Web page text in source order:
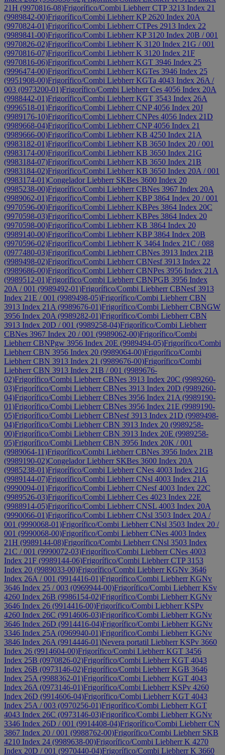
21H (9970816-08)Frigorífico/Combi Liebherr CTP 3213 Index 21
(9989842-00)Frigorífico/Combi Liebherr KP 2620 Index 20A
(9970824-01)Frigorífico/Combi Liebherr CTPes 2913 Index 22
(9989841-00)Frigorífico/Combi Liebherr KP 3120 Index 20B / 001
(9970826-02)Frigorífico/Combi Liebherr K 3120 Index 21G / 001
(9970816-07)Frigorífico/Combi Liebherr K 3120 Index 21F
(9970816-06)Frigorífico/Combi Liebherr KGT 3946 Index 25
(9996474-00)Frigorífico/Combi Liebherr KGTes 3946 Index 25
(9951908-00)Frigorífico/Combi Liebherr KGTa 4043 Index 26A /
003 (0973200-01)Frigorífico/Combi Liebherr Ces 4056 Index 20A
(9988442-01)Frigorífico/Combi Liebherr KGT 3543 Index 26A
(9996518-01)Frigorífico/Combi Liebherr CNP 4056 Index 20J
(9989176-10)Frigorífico/Combi Liebherr CNPes 4056 Index 21D
(9989668-04)Frigorífico/Combi Liebherr CNP 4056 Index 21
(9989666-00)Frigorífico/Combi Liebherr KB 4250 Index 21A
(9983182-01)Frigorífico/Combi Liebherr KB 3650 Index 20 / 001
(9983174-00)Frigorífico/Combi Liebherr KB 3650 Index 21G
(9983184-07)Frigorífico/Combi Liebherr KB 3650 Index 21B
(9983184-02)Frigorífico/Combi Liebherr KB 3650 Index 20A / 001
(9983174-01)Congelador Liebherr SKBes 3600 Index 20
(9985238-00)Frigorífico/Combi Liebherr CBNes 3967 Index 20A
(9989062-01)Frigorífico/Combi Liebherr KBP 3864 Index 20 / 001
(9970596-00)Frigorífico/Combi Liebherr KBPes 3864 Index 20C
(9970598-03)Frigorífico/Combi Liebherr KBPes 3864 Index 20
(9970598-00)Frigorífico/Combi Liebherr KB 3864 Index 20
(9989140-00)Frigorífico/Combi Liebherr KBP 3864 Index 20B
(9970596-02)Frigorífico/Combi Liebherr K 3464 Index 21C / 088
(0977480-03)Frigorífico/Combi Liebherr CBNes 3913 Index 21B
(9989498-02)Frigorífico/Combi Liebherr CBNesf 3913 Index 22
(9989686-00)Frigorífico/Combi Liebherr CBNPes 3956 Index 21A
(9989512-01)Frigorífico/Combi Liebherr CBNPGB 3956 Index
20A / 001 (9989492-01)Frigorífico/Combi Liebherr CBNesf 3913
Index 21E / 001 (9989498-05)Frigorífico/Combi Liebherr CBN
3913 Index 21A (9989676-01)Frigorífico/Combi Liebherr CBNGW
3956 Index 20A (9989282-01)Frigorífico/Combi Liebherr CBN
3913 Index 20D / 001 (9989258-04)Frigorífico/Combi Liebherr
CBNes 3967 Index 20 / 001 (9989062-00)Frigorífico/Combi
Liebherr CBNPgw 3956 Index 20E (9989494-05)Frigorífico/Combi
Liebherr CBN 3956 Index 20 (9989064-00)Frigorífico/Combi
Liebherr CBN 3913 Index 21 (9989676-00)Frigorífico/Combi
Liebherr CBN 3913 Index 21B / 001 (9989676-
02)Frigorífico/Combi Liebherr CBNes 3913 Index 20C (9989260-
03)Frigorífico/Combi Liebherr CBNes 3913 Index 20D (9989260-
04)Frigorífico/Combi Liebherr CBNes 3956 Index 21A (9989190-
01)Frigorífico/Combi Liebherr CBNes 3956 Index 21E (9989190-
05)Frigorífico/Combi Liebherr CBNesf 3913 Index 21D (9989498-
04)Frigorífico/Combi Liebherr CBN 3913 Index 20 (9989258-
00)Frigorífico/Combi Liebherr CBN 3913 Index 20E (9989258-
05)Frigorífico/Combi Liebherr CBN 3956 Index 20K / 001
(9989064-11)Frigorífico/Combi Liebherr CBNes 3956 Index 21B
(9989190-02)Congelador Liebherr SKBes 3600 Index 20A
(9985238-01)Frigorífico/Combi Liebherr CNes 4003 Index 21G
(9989144-07)Frigorífico/Combi Liebherr CNsl 4003 Index 21A
(9990094-01)Frigorífico/Combi Liebherr CNesf 4003 Index 22C
(9989526-03)Frigorífico/Combi Liebherr Ces 4023 Index 22E
(9988914-05)Frigorífico/Combi Liebherr CNSL 4003 Index 20A
(9990066-01)Frigorífico/Combi Liebherr CNsl 3503 Index 20A /
001 (9990068-01)Frigorífico/Combi Liebherr CNsl 3503 Index 20 /
001 (9990068-00)Frigorífico/Combi Liebherr CNes 4003 Index
21H (9989144-08)Frigorífico/Combi Liebherr CNsl 3503 Index
21C / 001 (9990072-03)Frigorífico/Combi Liebherr CNes 4003
Index 21F (9989144-06)Frigorífico/Combi Liebherr CTP 3153
Index 20 (9989033-00)Frigorífico/Combi Liebherr KGNv 3646
Index 26A / 001 (9914416-01)Frigorífico/Combi Liebherr KGNv
3646 Index 25 / 003 (0969944-00)Frigorífico/Combi Liebherr KSv
4260 Index 26B (9986154-02)Frigorífico/Combi Liebherr KGNv
3646 Index 26 (9914416-00)Frigorífico/Combi Liebherr KSPv
4260 Index 26C (9914606-03)Frigorífico/Combi Liebherr KGNv
3646 Index 26D (9914416-04)Frigorífico/Combi Liebherr KGNv
3346 Index 25A (0969940-01)Frigorífico/Combi Liebherr KGNv
3846 Index 26A (9914446-01)Nevera portatil Liebherr KSPv 3660
Index 26 (9914604-00)Frigorífico/Combi Liebherr KGT 3456
Index 25B (0970826-02)Frigorífico/Combi Liebherr KGT 4043
Index 26B (0973146-02)Frigorífico/Combi Liebherr KGB 3646
Index 25A (9988362-01)Frigorífico/Combi Liebherr KGT 4043
Index 26A (0973146-01)Frigorífico/Combi Liebherr KSPv 4260
Index 26D (9914606-04)Frigorífico/Combi Liebherr KGT 4043
Index 25A / 003 (0970256-01)Frigorífico/Combi Liebherr KGT
4043 Index 26C (0973146-03)Frigorífico/Combi Liebherr KGNv
3346 Index 26D / 001 (9914408-04)Frigorífico/Combi Liebherr CN
3867 Index 20 / 001 (9988762-00)Frigorífico/Combi Liebherr SKB
4210 Index 24 (9989638-00)Frigorífico/Combi Liebherr K 4270
Index 20D / 001 (9970440-04)Frigorífico/Combi Liebherr K 3660